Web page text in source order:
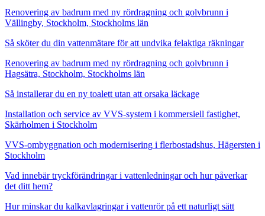
Renovering av badrum med ny rördragning och golvbrunn i
Vällingby, Stockholm, Stockholms län
Så sköter du din vattenmätare för att undvika felaktiga räkningar
Renovering av badrum med ny rördragning och golvbrunn i
Hagsätra, Stockholm, Stockholms län
Så installerar du en ny toalett utan att orsaka läckage
Installation och service av VVS-system i kommersiell fastighet,
Skärholmen i Stockholm
VVS-ombyggnation och modernisering i flerbostadshus, Hägersten i
Stockholm
Vad innebär tryckförändringar i vattenledningar och hur påverkar
det ditt hem?
Hur minskar du kalkavlagringar i vattenrör på ett naturligt sätt